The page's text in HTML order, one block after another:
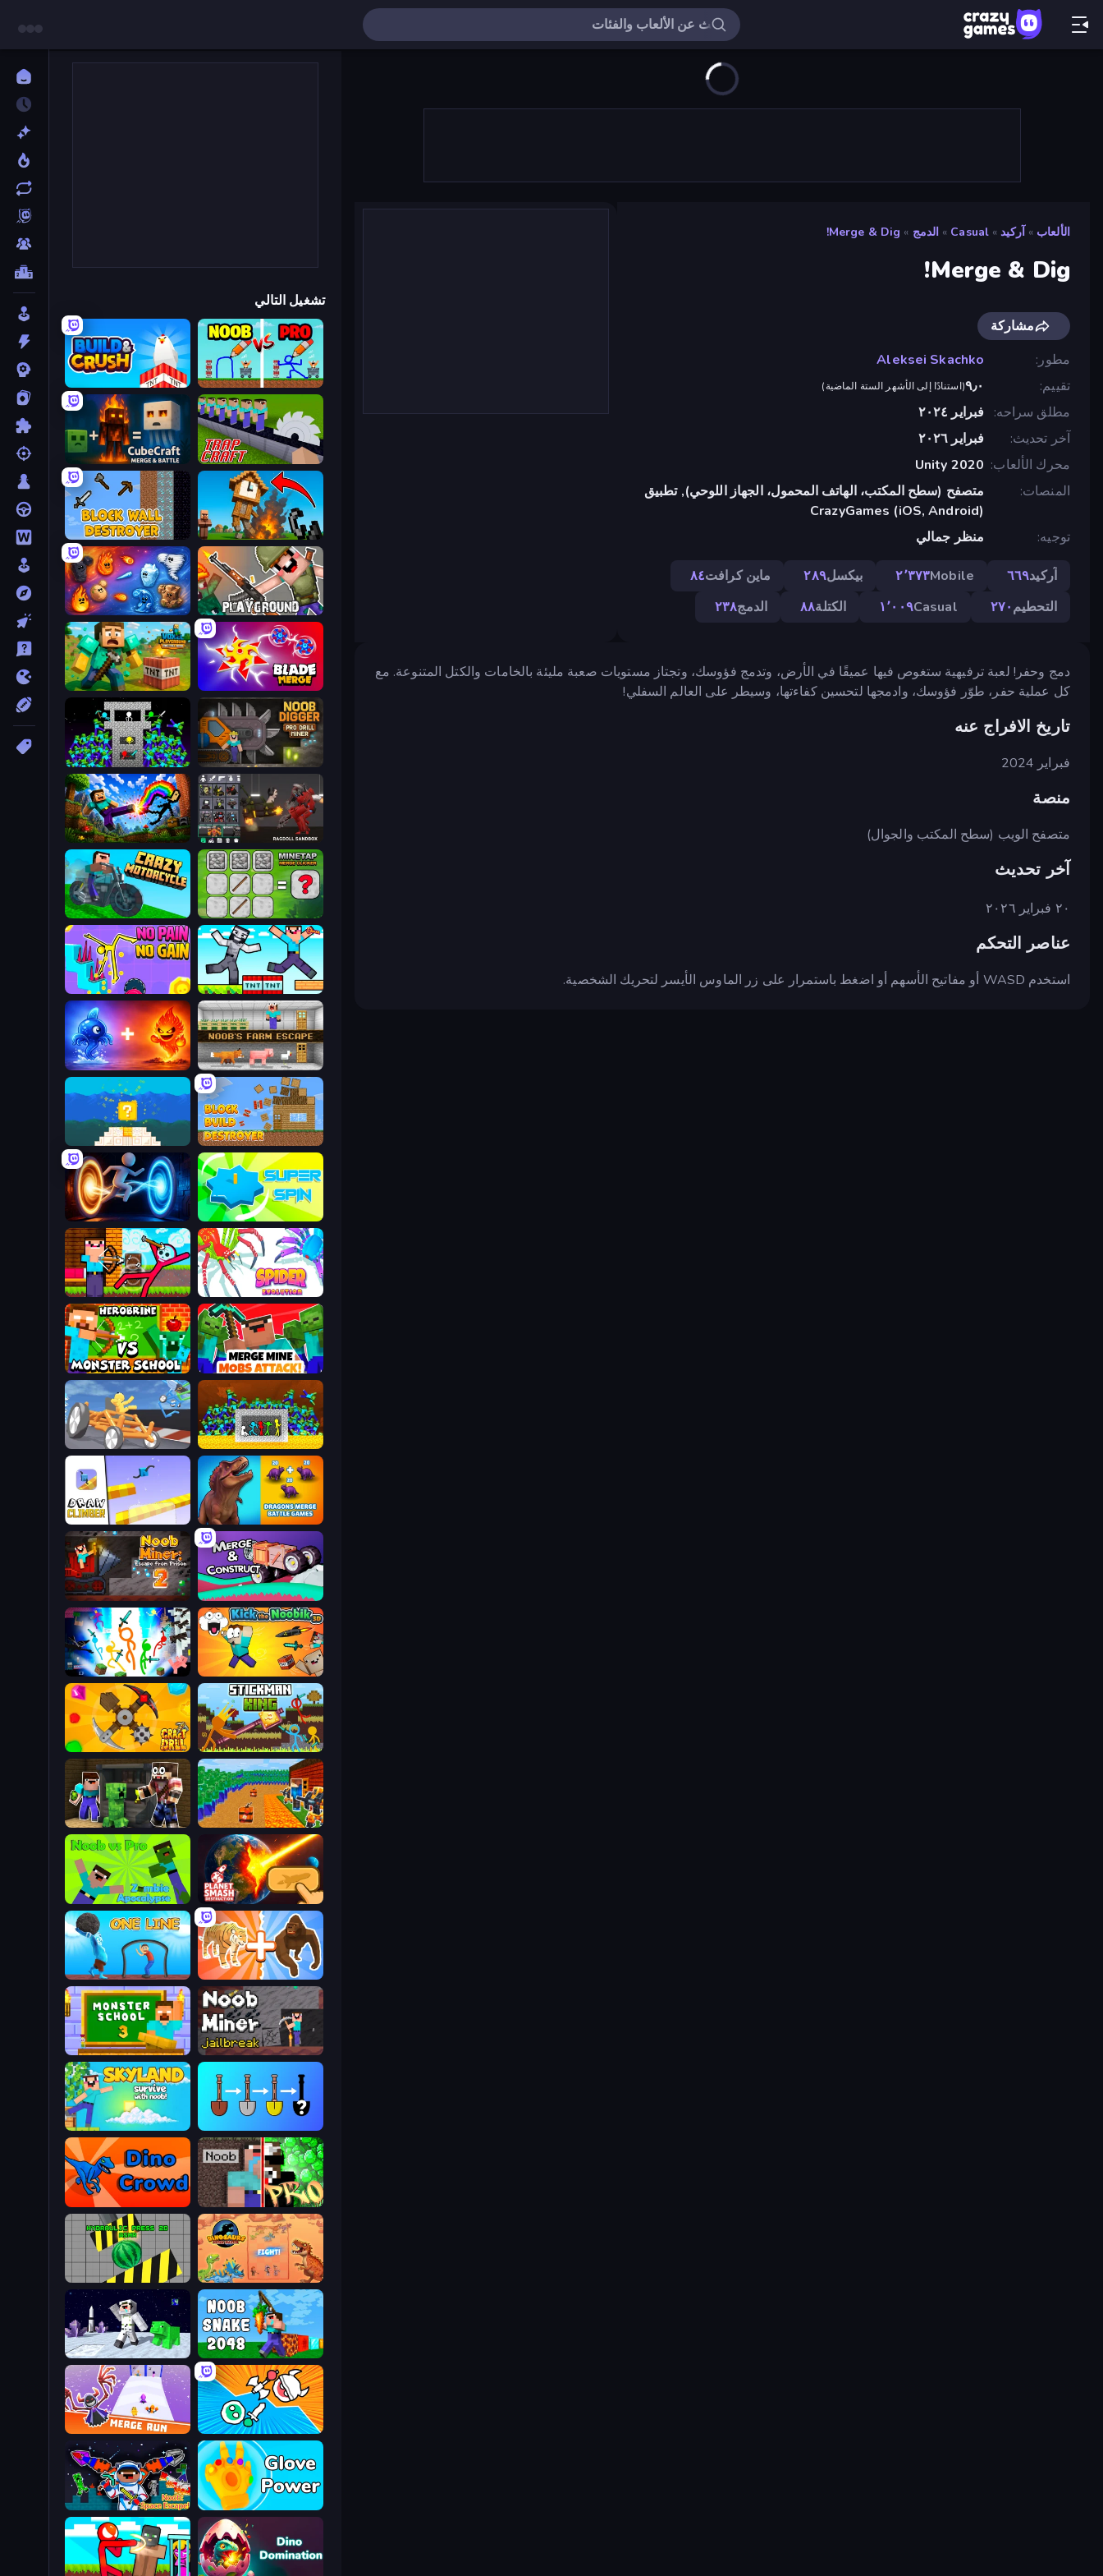
الألعاب » آركيد »
Casual
» الدمج »
Merge & Dig!
Merge & Dig!
مشاركة
مطور
Aleksei Skachko
تقييم
٩٫٠(استنادًا إلى الأشهر الستة الماضية)
مطلق سراحه
فبراير ٢٠٢٤
آخر تحديث
فبراير ٢٠٢٦
محرك الألعاب Unity 2020
المنصات
متصفح (سطح المكتب، الهاتف المحمول، الجهاز اللوحي), تطبيق
CrazyGames (iOS, Android)
توجيه
منظر جمالي
آركيد٦٦٩ Mobile٢٬٣٧٣ بيكسل٢٨٩ ماين كرافت٨٤
التحطيم٢٧٠ Casual١٬٠٠٩ الكتلة٨٨ الدمج٢٣٨
دمج وحفر! لعبة ترفيهية ستغوص فيها عميقًا في الأرض، وتدمج فؤوسك، وتجتاز مستويات صعبة مليئة بالخامات والكتل المتنوعة. مع
كل عملية حفر، طوّر فؤوسك، وادمجها لتحسين كفاءتها، وسيطر على العالم السفلي!
تاريخ الافراج عنه
فبراير 2024
منصة
متصفح الويب (سطح المكتب والجوال)
آخر تحديث
٢٠ فبراير ٢٠٢٦
عناصر التحكم
استخدم WASD أو مفاتيح الأسهم أو اضغط باستمرار على زر الماوس الأيسر لتحريك الشخصية.
تشغيل التالي
DOP Noob: Draw to Save
Build and Crush
Trap Craft
CubeCraft: Merge & Battle
Noob Fuse
Block Wall Destroyer
Playground
Elemental Merge
Blade Merge
Voxel Playground: Ragdoll Noob
Noob Digger: Pro Drill Miner
Stick Epic Fighter
Last Play: Ragdoll Sandbox
Noob: Wall Crusher
MineTap Merge Clicker
Crazy Motorcycle
Noob Gigachad: Parkour Tricks Challenge
No Pain No Gain - Ragdoll Sandbox
Noob's Farm Escape
Elemental Monsters: Merge
Block Build Destroyer
Super Spin
Portal Escape
Spider Evolution: Runner Game
Noob Archer vs Stickman Zombie
Merge Mine: Mobs Attack!
Herobrine vs Monster School
Stick Fighter vs Zombies
Draw Crash Race
Dragons Merge: Battle Games
Draw Climber
Merge & Construct
Noob Miner 2: Escape From Prison
Kick the Noobik 3D
Stickman Epic
Stickman King
Craft Drill
Noob Tower Defense
Noob Trolls Pro
Planet Smash Destruction
Noob vs Pro: Zombie Apocalypse
Animal DNA Run
One Line
Noob Miner: Escape From Prison
Monster School 3
Skyland Survive With Noob!
Noob vs Pro: Challenge
Dino Crowd
Dinosaurs Merge Master
Noob Snake 2048
SpaceCraft Noob: Return to Earth
Merge Knights!
Merge Run
Glove Power
Noob: Space Escape!